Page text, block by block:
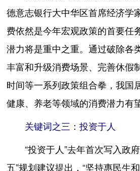
德意志银行大中华区首席经济学
费依然是今年宏观政策的首要任
潜力将是重中之重。通过破除各
丰富和升级消费场景、完善休假
时间等一系列政策组合拳，我国
健康、养老等领域的消费潜力有
关键词之三：投资于人
“投资于人”去年首次写入政府
五”规划建议提出，“坚持惠民生